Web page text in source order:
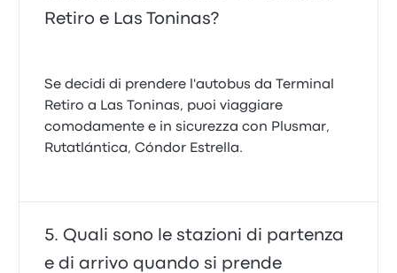
Retiro e Las Toninas?
Se decidi di prendere l'autobus da Terminal
Retiro a Las Toninas, puoi viaggiare
comodamente e in sicurezza con Plusmar,
Rutatlántica, Cóndor Estrella.
Quali sono le stazioni di partenza
e di arrivo quando si prende